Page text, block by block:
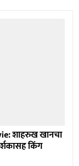
शाहरुख खानचा
किंग